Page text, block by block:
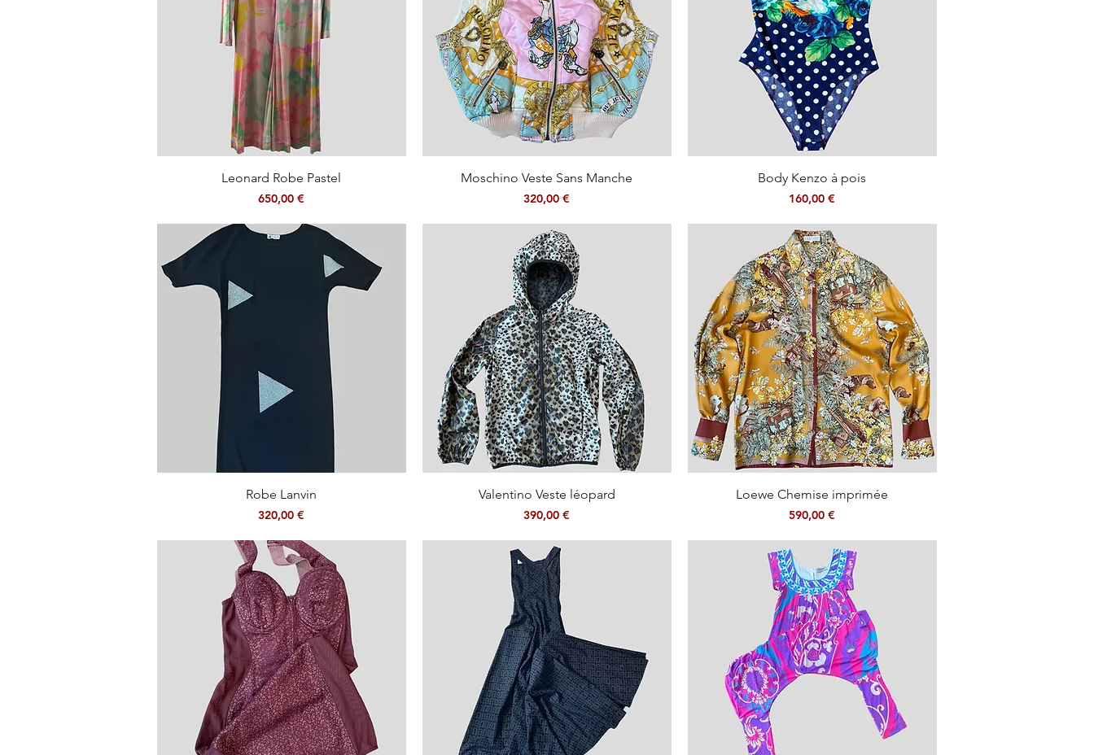
Aperçu rapide
Leonard Robe Pastel
Prix
650,00 €
Aperçu rapide
Moschino Veste Sans Manche
Prix
320,00 €
Aperçu rapide
Body Kenzo à pois
Prix
160,00 €
Aperçu rapide
Robe Lanvin
Prix
320,00 €
Aperçu rapide
Valentino Veste léopard
Prix
390,00 €
Aperçu rapide
Loewe Chemise imprimée
Prix
590,00 €